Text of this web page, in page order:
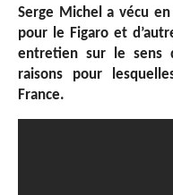
Serge Michel a vécu
pour le Figaro et
entretien sur le sens
raisons pour
France.